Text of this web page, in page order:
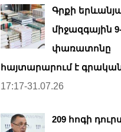
Գրքի
միջազգային
փառատոնը
հայտարարում է գրական
17:17-31.07.26
209 հոգի